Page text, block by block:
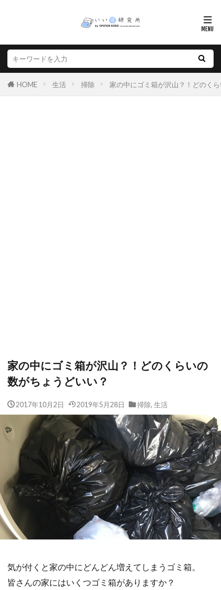
HOME 生活 掃除 家の中にゴミ箱が沢山？！どのく
家の中にゴミ箱が沢山？！どのくらいの
数がちょうどいい？
2017年10月2日 2019年5月28日 掃除, 生活
気が付くと家の中にどんどん増えてしまうゴミ箱。
皆さんの家にはいくつゴミ箱がありますか？